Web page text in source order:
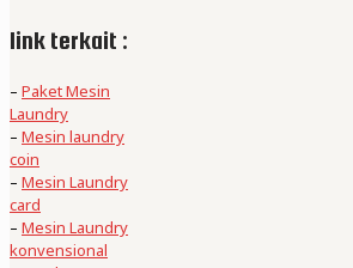
link terkait :
– Paket Mesin
Laundry
– Mesin laundry
coin
– Mesin Laundry
card
– Mesin Laundry
konvensional